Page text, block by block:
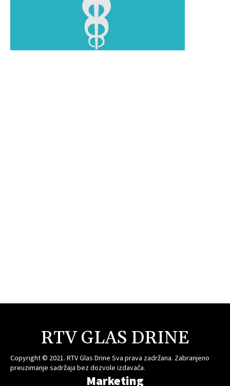
RTV GLAS DRINE
Copyright © 2021. RTV Glas Drine Sva prava zadržana. Zabranjeno
preuzimanje sadržaja bez dozvole izdavača.
Marketing